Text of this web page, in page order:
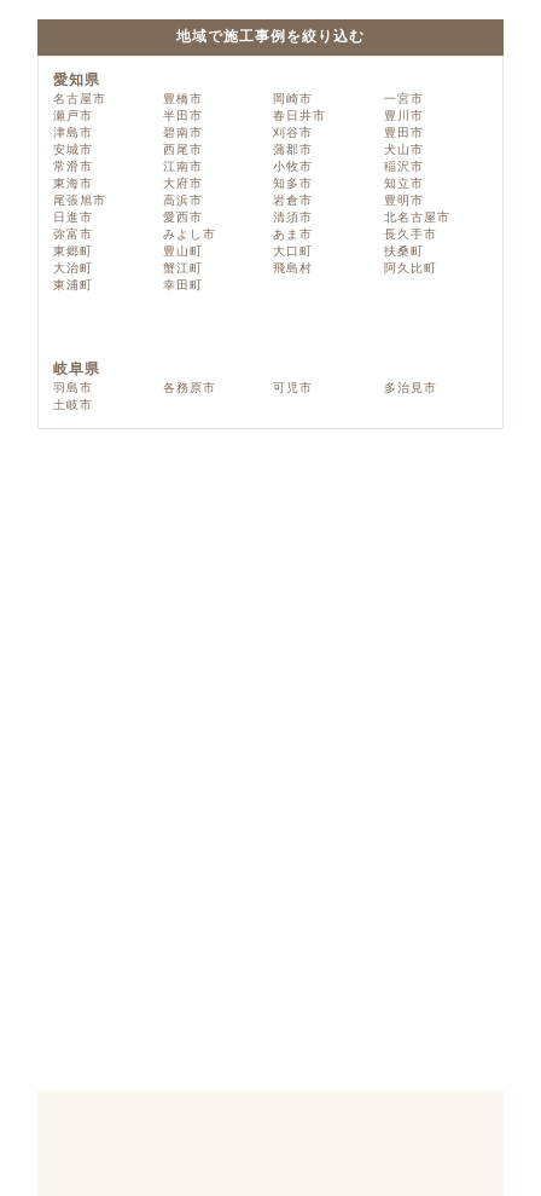
地域で施工事例を絞り込む
愛知県
名古屋市 豊橋市 岡崎市
一宮市
瀬戸市
半田市 春日井市
豊川市
津島市
碧南市 刈谷市
豊田市
安城市
西尾市 蒲郡市
犬山市
常滑市
江南市 小牧市
稲沢市
東海市
大府市 知多市
知立市
尾張旭市
高浜市 岩倉市
豊明市
日進市
愛西市 清須市
北名古屋市
弥富市
みよし市 あま市
長久手市
東郷町
豊山町 大口町
扶桑町
大治町
蟹江町 飛島村
阿久比町
東浦町
幸田町
岐阜県
羽島市 各務原市 可児市
多治見市
土岐市